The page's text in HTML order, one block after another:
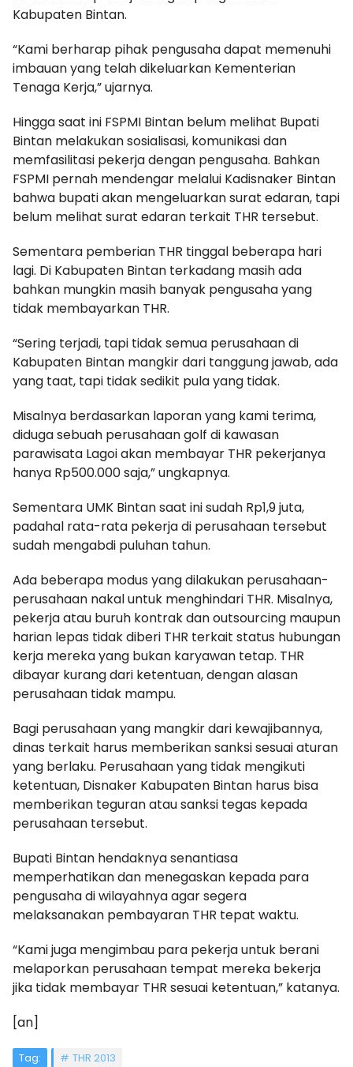
Kabupaten Bintan.
“Kami berharap pihak pengusaha dapat memenuhi
imbauan yang telah dikeluarkan Kementerian
Tenaga Kerja,” ujarnya.
Hingga saat ini FSPMI Bintan belum melihat Bupati
Bintan melakukan sosialisasi, komunikasi dan
memfasilitasi pekerja dengan pengusaha. Bahkan
FSPMI pernah mendengar melalui Kadisnaker Bintan
bahwa bupati akan mengeluarkan surat edaran, tapi
belum melihat surat edaran terkait THR tersebut.
Sementara pemberian THR tinggal beberapa hari
lagi. Di Kabupaten Bintan terkadang masih ada
bahkan mungkin masih banyak pengusaha yang
tidak membayarkan THR.
“Sering terjadi, tapi tidak semua perusahaan di
Kabupaten Bintan mangkir dari tanggung jawab, ada
yang taat, tapi tidak sedikit pula yang tidak.
Misalnya berdasarkan laporan yang kami terima,
diduga sebuah perusahaan golf di kawasan
parawisata Lagoi akan membayar THR pekerjanya
hanya Rp500.000 saja,” ungkapnya.
Sementara UMK Bintan saat ini sudah Rp1,9 juta,
padahal rata-rata pekerja di perusahaan tersebut
sudah mengabdi puluhan tahun.
Ada beberapa modus yang dilakukan perusahaan-
perusahaan nakal untuk menghindari THR. Misalnya,
pekerja atau buruh kontrak dan outsourcing maupun
harian lepas tidak diberi THR terkait status hubungan
kerja mereka yang bukan karyawan tetap. THR
dibayar kurang dari ketentuan, dengan alasan
perusahaan tidak mampu.
Bagi perusahaan yang mangkir dari kewajibannya,
dinas terkait harus memberikan sanksi sesuai aturan
yang berlaku. Perusahaan yang tidak mengikuti
ketentuan, Disnaker Kabupaten Bintan harus bisa
memberikan teguran atau sanksi tegas kepada
perusahaan tersebut.
Bupati Bintan hendaknya senantiasa
memperhatikan dan menegaskan kepada para
pengusaha di wilayahnya agar segera
melaksanakan pembayaran THR tepat waktu.
“Kami juga mengimbau para pekerja untuk berani
melaporkan perusahaan tempat mereka bekerja
jika tidak membayar THR sesuai ketentuan,” katanya.
[an]
Tag: THR 2013